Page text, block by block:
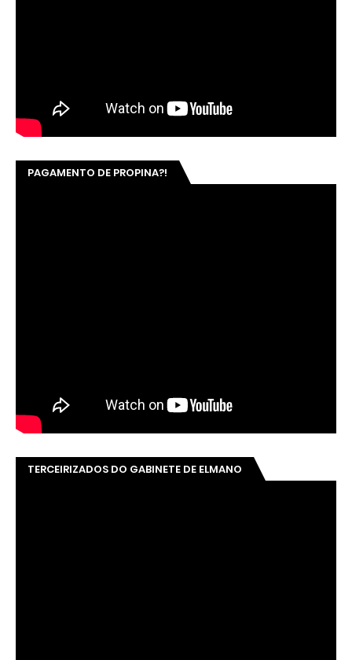
PAGAMENTO DE PROPINA?!
TERCEIRIZADOS DO GABINETE DE ELMANO